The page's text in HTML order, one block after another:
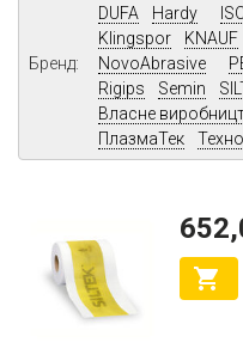
Бренд:
DUFA
Hardy
Klingspor
KNAUF
NovoAbrasive
Rigips
Semin
Власне
ПлазмаТек